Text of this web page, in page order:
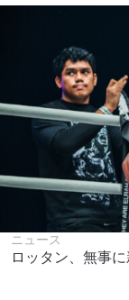
ニュース
ロッタン、無事